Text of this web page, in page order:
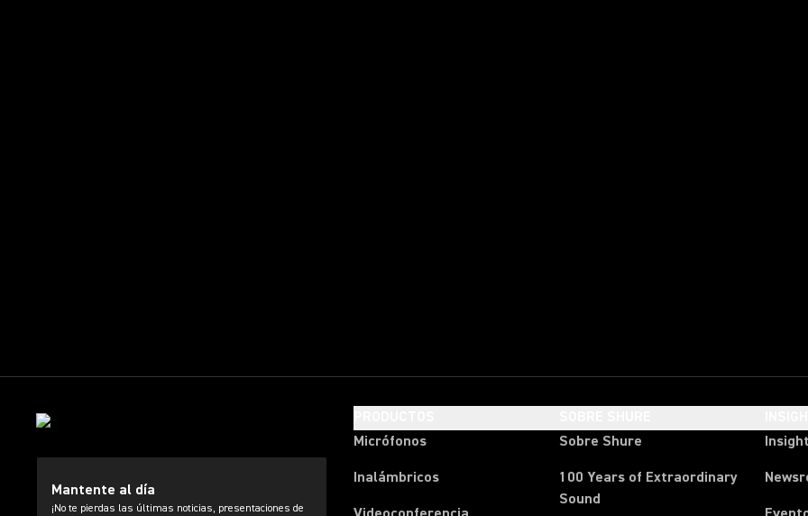
Mantente al día
¡No te pierdas las últimas noticias, presentaciones de
Micrófonos
Inalámbricos
Sobre Shure
100 Years of Extraordinary
Sound